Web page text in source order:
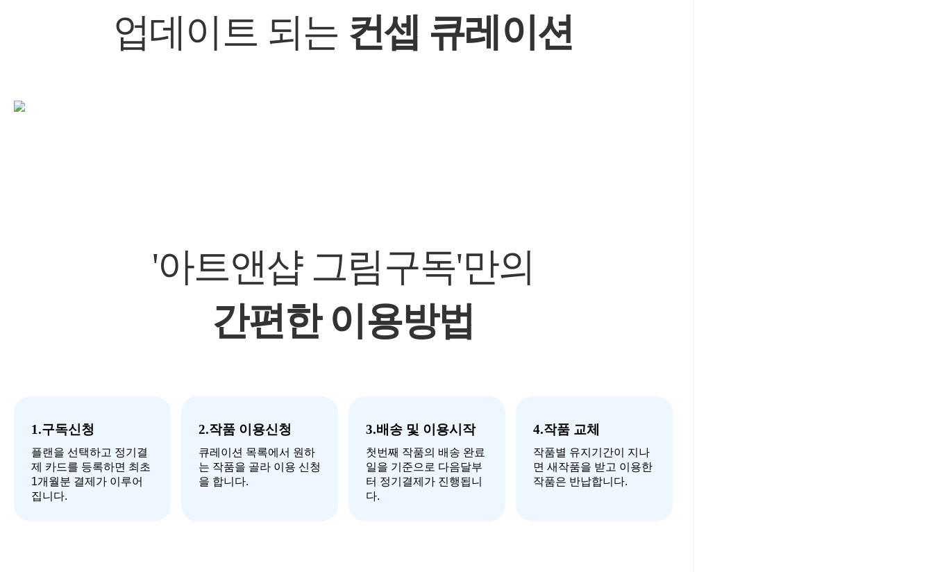
업데이트 되는 컨셉 큐레이션
'아트앤샵 그림구독'만의
간편한 이용방법
1.구독신청
플랜을 선택하고 정기결
제 카드를 등록하면 최초
1개월분 결제가 이루어
집니다.
2.작품 이용신청
큐레이션 목록에서 원하
는 작품을 골라 이용 신청
을 합니다.
3.배송 및 이용시작
첫번째 작품의 배송 완료
일을 기준으로 다음달부
터 정기결제가 진행됩니
다.
4.작품 교체
작품별 유지기간이 지나
면 새작품을 받고 이용한
작품은 반납합니다.